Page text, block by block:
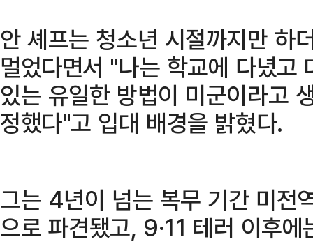
안 셰프는 청소년 시절까지만 하
멀었다면서 "나는 학교에 다녔고
있는 유일한 방법이 미군이라고
정했다"고 입대 배경을 밝혔다.
그는 4년이 넘는 복무 기간 미전
으로 파견됐고, 9·11 테러 이후